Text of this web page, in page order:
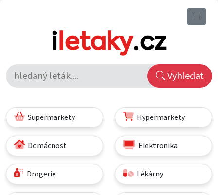
Vyhledat
Supermarkety Hypermarkety
Domácnost Elektronika
Drogerie Lékárny